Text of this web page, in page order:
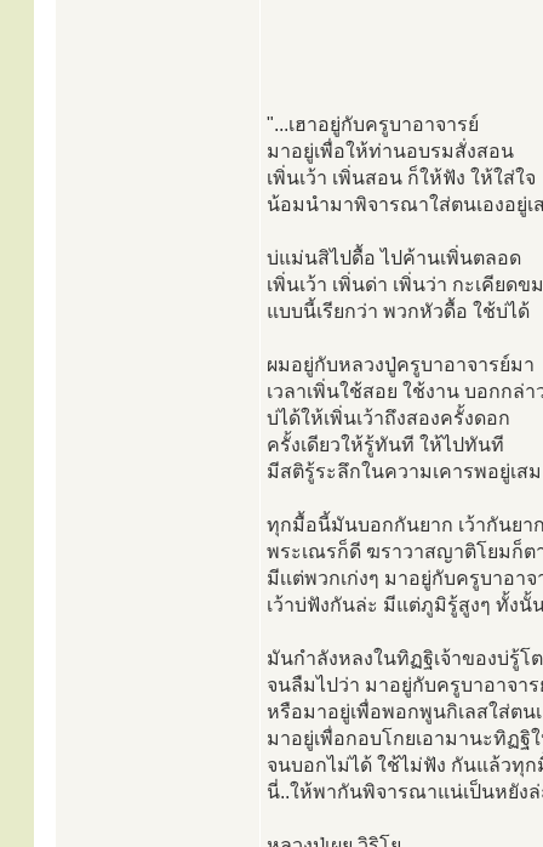
"...เฮาอยู่กับครูบาอาจารย์
มาอยู่เพื่อให้ท่านอบรมสั่งสอน
เพิ่นเว้า เพิ่นสอน ก็ให้ฟัง ให้ใส่ใจ
น้อมนำมาพิจารณาใส่ตนเองอยู่เ
บ่แม่นสิไปดื้อ ไปค้านเพิ่นตลอด
เพิ่นเว้า เพิ่นด่า เพิ่นว่า กะเคียดข
แบบนี้เรียกว่า พวกหัวดื้อ ใช้บ่ได้
ผมอยู่กับหลวงปู่ครูบาอาจารย์มา
เวลาเพิ่นใช้สอย ใช้งาน บอกกล่า
บ่ได้ให้เพิ่นเว้าถึงสองครั้งดอก
ครั้งเดียวให้รู้ทันที ให้ไปทันที
มีสติรู้ระลึกในความเคารพอยู่เส
ทุกมื้อนี้มันบอกกันยาก เว้ากันยา
พระเณรก็ดี ฆราวาสญาติโยมก็ต
มีเเต่พวกเก่งๆ มาอยู่กับครูบาอาจ
เว้าบ่ฟังกันล่ะ มีแต่ภูมิรู้สูงๆ ทั้งนั้
มันกำลังหลงในทิฏฐิเจ้าของบ่รู้โต
จนลืมไปว่า มาอยู่กับครูบาอาจาร
หรือมาอยู่เพื่อพอกพูนกิเลสใส่ตน
มาอยู่เพื่อกอบโกยเอามานะทิฏฐิ
จนบอกไม่ได้ ใช้ไม่ฟัง กันแล้วทุ
นี่..ให้พากันพิจารณาแน่เป็นหยังล่